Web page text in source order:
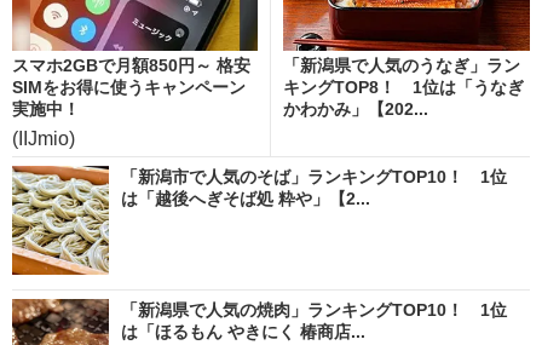
スマホ2GBで月額850円～ 格安
SIMをお得に使うキャンペーン
実施中！
(IIJmio)
「新潟県で人気のうなぎ」ラン
キングTOP8！ 1位は「うなぎ
かわかみ」【202...
「新潟市で人気のそば」ランキングTOP10！ 1位
は「越後へぎそば処 粋や」【2...
「新潟県で人気の焼肉」ランキングTOP10！ 1位
は「ほるもん やきにく 椿商店...